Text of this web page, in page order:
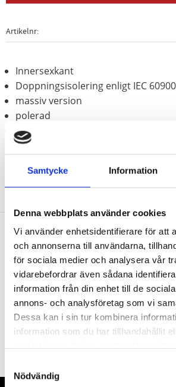
Samtycke Information
Denna webbplats använder cookies
Vi använder enhetsidentifierare för att
och annonserna till användarna,
för sociala medier och analysera vår
vidarebefordrar även sådana
information från din enhet till de
annons- och analysföretag som vi
Dessa kan i sin tur kombinera
information som du har tillhandahållit
Nödvändig
Artikelnr
Innersexkant
Doppningsisolering enligt IEC 60900
massiv version
polerad
Krom vanadium
Nyhetsbrev
PRENUMERERA